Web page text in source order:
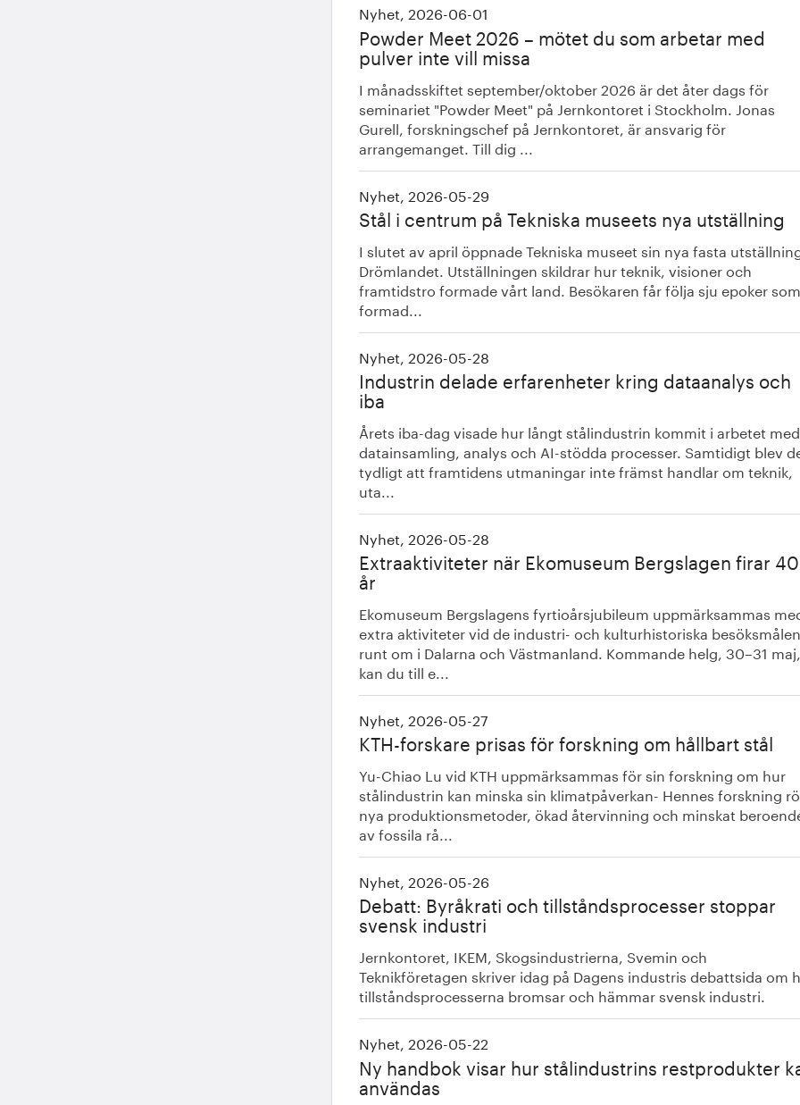
Nyhet, 2026-06-01
Powder Meet 2026 – mötet du som arbetar med
pulver inte vill missa
I månadsskiftet september/oktober 2026 är det åter dags för
seminariet "Powder Meet" på Jernkontoret i Stockholm. Jonas
Gurell, forskningschef på Jernkontoret, är ansvarig för
arrangemanget. Till dig ...
Nyhet, 2026-05-29
Stål i centrum på Tekniska museets nya utställning
I slutet av april öppnade Tekniska museet sin nya fasta
Drömlandet. Utställningen skildrar hur teknik, visioner och
framtidstro formade vårt land. Besökaren får följa sju epoker som
formad...
Nyhet, 2026-05-28
Industrin delade erfarenheter kring dataanalys och
iba
Årets iba-dag visade hur långt stålindustrin kommit i arbetet med
datainsamling, analys och AI-stödda processer. Samtidigt blev
tydligt att framtidens utmaningar inte främst handlar om teknik,
uta...
Nyhet, 2026-05-28
Extraaktiviteter när Ekomuseum Bergslagen firar 40
år
Ekomuseum Bergslagens fyrtioårsjubileum uppmärksammas
extra aktiviteter vid de industri- och kulturhistoriska besöksmålen
runt om i Dalarna och Västmanland. Kommande helg, 30–31 maj,
kan du till e...
Nyhet, 2026-05-27
KTH-forskare prisas för forskning om hållbart stål
Yu-Chiao Lu vid KTH uppmärksammas för sin forskning om hur
stålindustrin kan minska sin klimatpåverkan- Hennes forskning
nya produktionsmetoder, ökad återvinning och minskat
av fossila rå...
Nyhet, 2026-05-26
Debatt: Byråkrati och tillståndsprocesser stoppar
svensk industri
Jernkontoret, IKEM, Skogsindustrierna, Svemin och
Teknikföretagen skriver idag på Dagens industris debattsida om
tillståndsprocesserna bromsar och hämmar svensk industri.
Nyhet, 2026-05-22
Ny handbok visar hur stålindustrins restprodukter
användas